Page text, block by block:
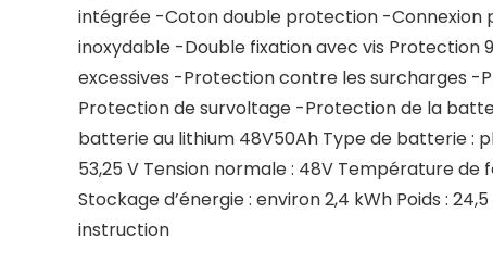
intégrée -Coton double protection -Connexion
inoxydable -Double fixation avec vis
excessives -Protection contre les surcharges
Protection de survoltage -Protection de la
batterie au lithium 48V50Ah Type de batterie :
53,25 V Tension normale : 48V Température
Stockage d’énergie : environ 2,4 kWh Poids :
instruction